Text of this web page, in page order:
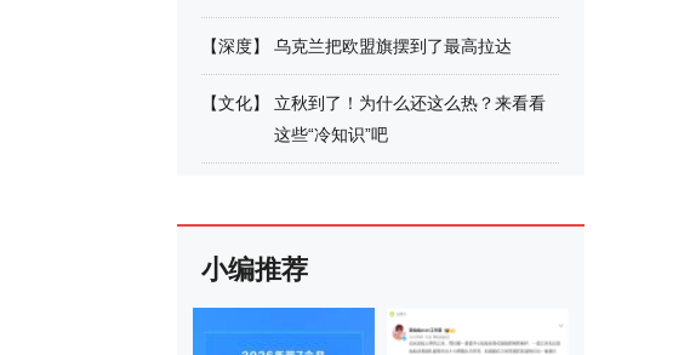
【深度】 乌克兰把欧盟旗摆到了最高拉达
【文化】
立秋到了！为什么还这么热？来看看
这些“冷知识”吧
小编推荐